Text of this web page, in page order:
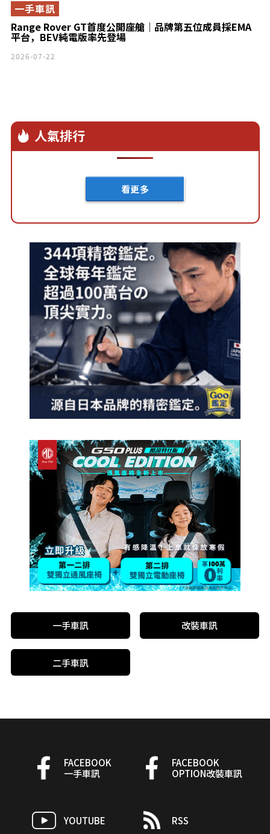
Range Rover GT首度公開座艙｜品牌第五位成員採EMA
平台，BEV純電版率先登場
一手車訊
2026-07-22
人氣排行
看更多
一手車訊 改裝車訊
二手車訊
FACEBOOK
一手車訊
FACEBOOK
OPTION改裝車訊
YOUTUBE RSS